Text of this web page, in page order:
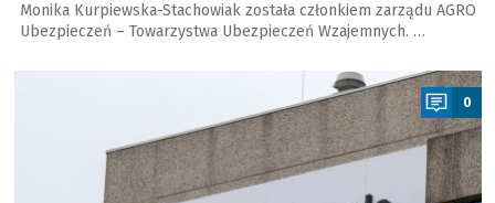
Monika Kurpiewska-Stachowiak została członkiem zarządu AGRO
Ubezpieczeń – Towarzystwa Ubezpieczeń Wzajemnych. …
0